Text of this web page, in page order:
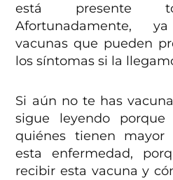
está presente
Afortunadamente,
vacunas que pueden
los síntomas si la
Si aún no te has
sigue leyendo
quiénes tienen mayor
esta enfermedad,
recibir esta vacuna y